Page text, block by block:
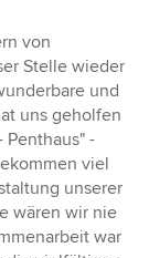
von
Stelle wieder
und
uns geholfen
Penthaus" -
viel
unserer
wären wir nie
war